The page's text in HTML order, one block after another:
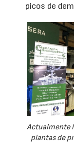
picos de
Actualmente
plantas de